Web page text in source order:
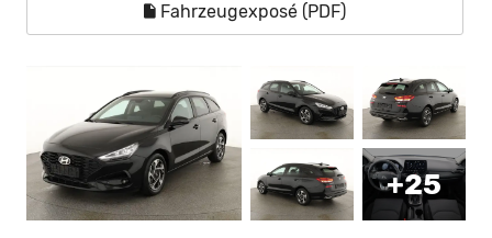
Fahrzeugexposé (PDF)
+25